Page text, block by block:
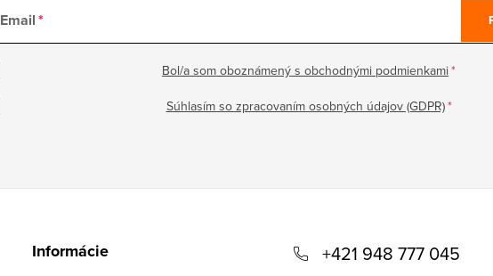
Email
Bol/a som oboznámený s obchodnými podmienkami
Súhlasím so zpracovaním osobných údajov (GDPR)
Informácie
+421 948 777 045